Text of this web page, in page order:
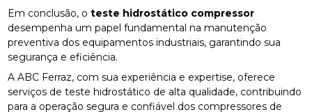
Em conclusão, oteste hidrostático compressor
desempenha um papel fundamental na manutenção
preventiva dos equipamentos industriais, garantindo sua
segurança e eficiência.
A ABC Ferraz, com sua experiência e expertise, oferece
serviços de teste hidrostático de alta qualidade, contribuindo
para a operação segura e confiável dos compressores de